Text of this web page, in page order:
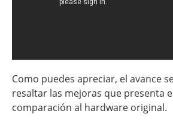
Como puedes apreciar, el avance
resaltar las mejoras que presenta
comparación al hardware original.